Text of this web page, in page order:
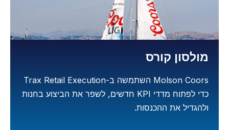
מולסון קורס
Molson Coors השתמשה ב-Trax Retail Execution
כדי לפתוח מדדי KPI חדשים, לשפר את הביצוע בחנות
ולהגדיל את ההכנסות.